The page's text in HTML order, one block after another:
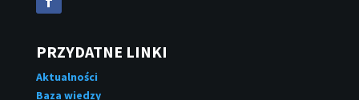
PRZYDATNE LINKI
Aktualności
Baza wiedzy